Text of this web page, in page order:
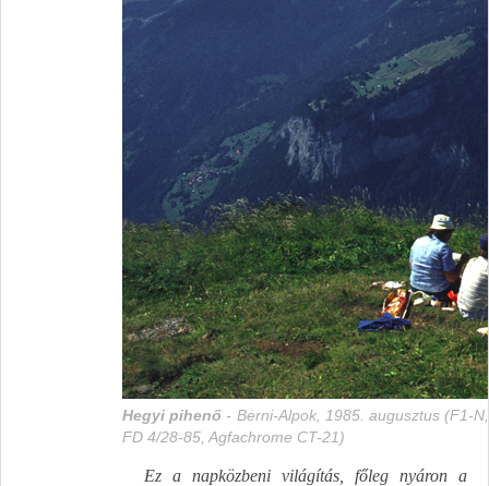
Hegyi pihenő - Berni-Alpok, 1985. augusztus (F1-N,
FD 4/28-85, Agfachrome CT-21)
Ez a napközbeni világítás, főleg nyáron a